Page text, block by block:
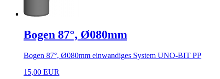
Bogen 87°, Ø080mm
Bogen 87°, Ø080mm einwandiges System UNO-BIT PP
15,00 EUR